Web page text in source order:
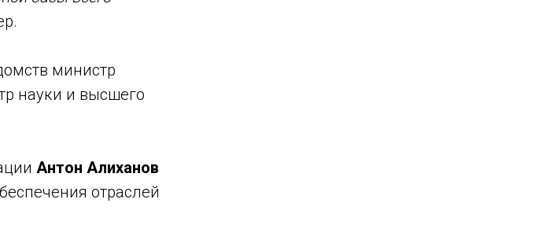
министр
науки и высшего
Антон Алиханов
отраслей